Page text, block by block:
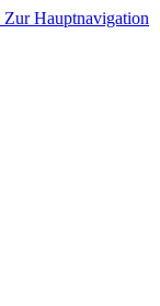
Zur Hauptnavigation